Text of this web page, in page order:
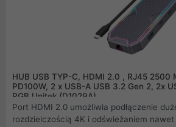
HUB USB TYP-C, HDMI 2.0 , RJ45 2500
PD100W, 2 x USB-A USB 3.2 Gen 2, 2x
RGB Unitek (D1029A)
Port HDMI 2.0 umożliwia podłączenie
rozdzielczością 4K i odświeżaniem